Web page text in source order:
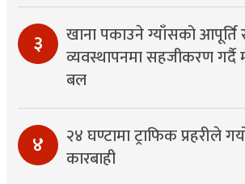
३
खाना पकाउने ग्याँसको आपूर्ति
व्यवस्थापनमा सहजीकरण गर्दै
बल
४
२४ घण्टामा ट्राफिक प्रहरीले
कारबाही